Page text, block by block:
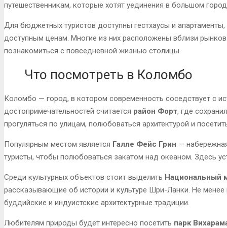
путешественникам, которые хотят уединения в большом
Для бюджетных туристов доступны гестхаусы и
доступным ценам. Многие из них расположены вблизи
познакомиться с повседневной жизнью столицы.
Что посмотреть в Коломбо
Коломбо — город, в котором современность соседствует с
достопримечательностей считается район Форт, где
прогуляться по улицам, полюбоваться архитектурой и
Популярным местом является Галле Фейс Грин —
туристы, чтобы полюбоваться закатом над океаном. Здесь
Среди культурных объектов стоит выделить Национальный
рассказывающие об истории и культуре Шри-Ланки. Не менее
буддийские и индуистские архитектурные традиции.
Любителям природы будет интересно посетить парк